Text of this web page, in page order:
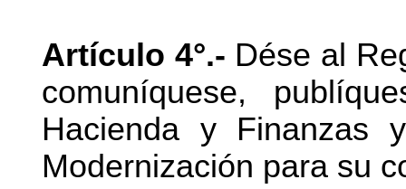
Artículo 4°.- Dése al
comuníquese,
Hacienda y Finanzas
Modernización para su